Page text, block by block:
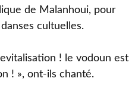
de Malanhoui, pour
cultuelles.
! le vodoun est
! », ont-ils chanté.